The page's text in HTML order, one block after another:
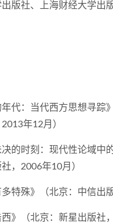
版社、上海财经大学出
代：当代西方思想寻踪
年12月）
的时刻：现代性论域中
，2006年10月）
特殊》（北京：中信出
》（北京：新星出版社